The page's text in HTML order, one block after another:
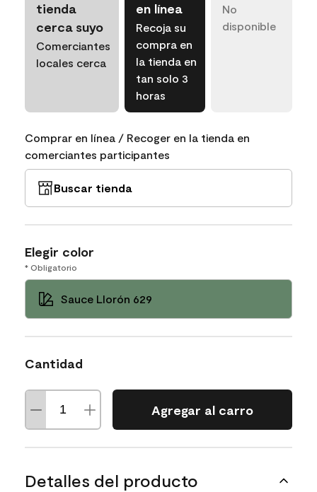
tienda
cerca suyo
Comerciantes
locales cerca
en línea
Recoja su
compra en
la tienda en
tan solo 3
horas
No
disponible
Comprar en línea / Recoger en la tienda en
comerciantes participantes
Buscar tienda
Elegir color
* Obligatorio
Sauce Llorón 629
Cantidad
Agregar al carro
Detalles del producto